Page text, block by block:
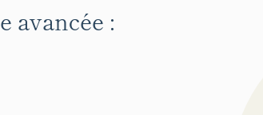
avancée :